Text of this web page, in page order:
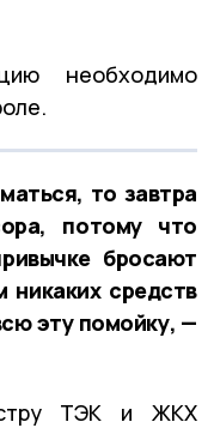
необходимо
то завтра
потому что
бросают
средств
эту помойку, —
ТЭК и ЖКХ